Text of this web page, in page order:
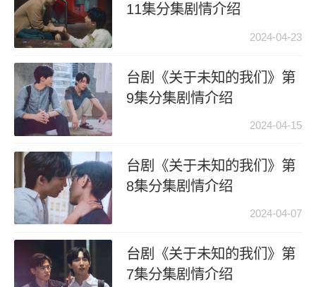
11集分集剧情介绍
2024-04-23
台剧《关于未知的我们》第
9集分集剧情介绍
2024-04-15
台剧《关于未知的我们》第
8集分集剧情介绍
2024-04-07
台剧《关于未知的我们》第
7集分集剧情介绍